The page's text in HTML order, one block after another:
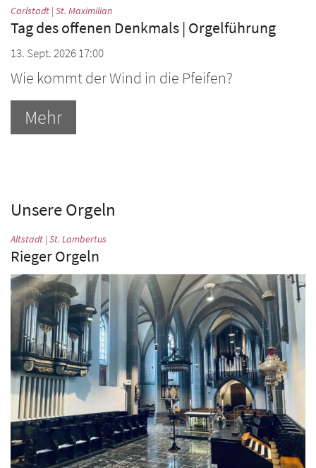
Carlstadt | St. Maximilian:
Tag des offenen Denkmals | Orgelführung
13. Sept. 2026 17:00
Wie kommt der Wind in die Pfeifen?
Mehr
Unsere Orgeln
Altstadt | St. Lambertus
Rieger Orgeln